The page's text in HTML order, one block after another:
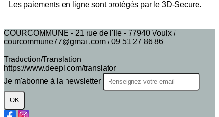
Les paiements en ligne sont protégés par le 3D-Secure.
COURCOMMUNE - 21 rue de l'Ile - 77940 Voulx /
courcommune77@gmail.com / 09 51 27 86 86
Traduction/Translation
https://www.deepl.com/translator
Je m'abonne à la newsletter
OK